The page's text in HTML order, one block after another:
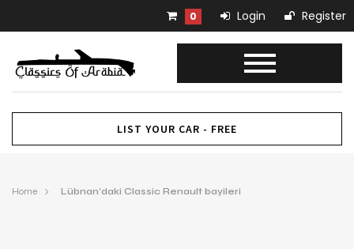
0 Login Register
LIST YOUR CAR - FREE
Home Lübnan’daki Classic Renault bayileri